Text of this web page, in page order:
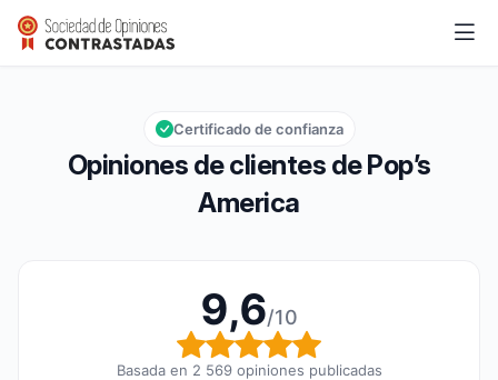
Pop’s America
Calificación global: 9,6 de 10
9,6/10
Opiniones de clientes de Pop’s
America
Certificado de confianza
9,6/10
Calificación global: 9,6
Basada en 2 569 opiniones publicadas